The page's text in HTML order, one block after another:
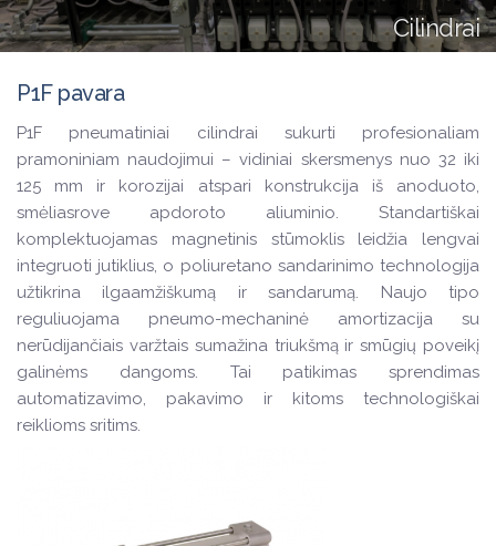
Cilindrai
P1F pavara
P1F pneumatiniai cilindrai sukurti profesionaliam
pramoniniam naudojimui – vidiniai skersmenys nuo 32 iki
125 mm ir korozijai atspari konstrukcija iš anoduoto,
smėliasrove apdoroto aliuminio. Standartiškai
komplektuojamas magnetinis stūmoklis leidžia lengvai
integruoti jutiklius, o poliuretano sandarinimo technologija
užtikrina ilgaamžiškumą ir sandarumą. Naujo tipo
reguliuojama pneumo-mechaninė amortizacija su
nerūdijančiais varžtais sumažina triukšmą ir smūgių poveikį
galinėms dangoms. Tai patikimas sprendimas
automatizavimo, pakavimo ir kitoms technologiškai
reiklioms sritims.